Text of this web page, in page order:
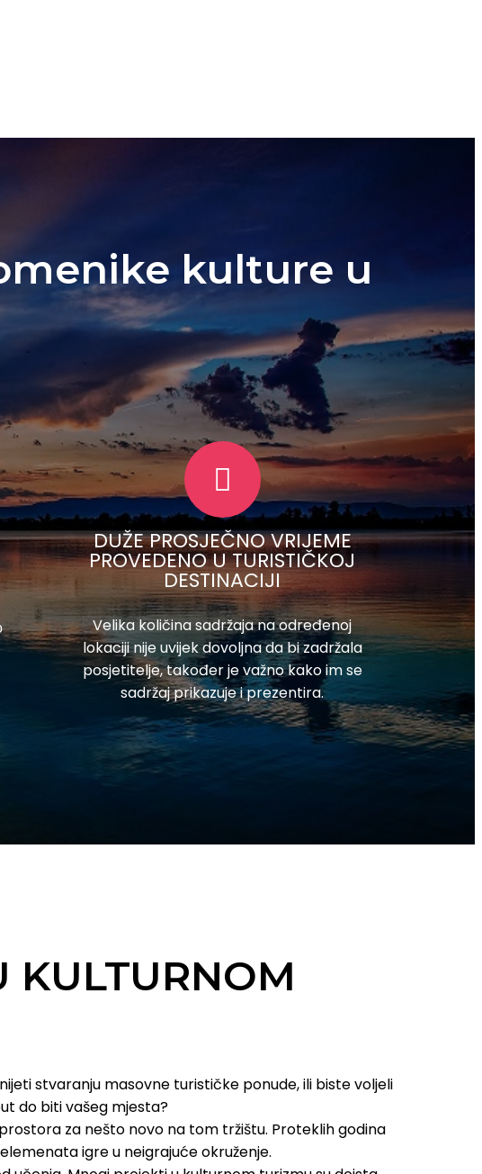
kulture u
DUŽE PROSJEČNO VRIJEME
PROVEDENO U TURISTIČKOJ
DESTINACIJI
Velika količina sadržaja na određenoj
lokaciji nije uvijek dovoljna da bi zadržala
posjetitelje, također je važno kako im se
sadržaj prikazuje i prezentira.
KULTURNOM
stvaranju masovne turističke ponude, ili biste voljeli
do biti vašeg mjesta?
za nešto novo na tom tržištu. Proteklih godina
igre u neigrajuće okruženje.